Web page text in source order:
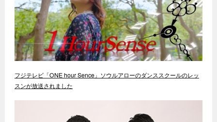
フジテレビ「ONE hour Sence」ソウルアローのダンススクールのレッ
スンが放送されました